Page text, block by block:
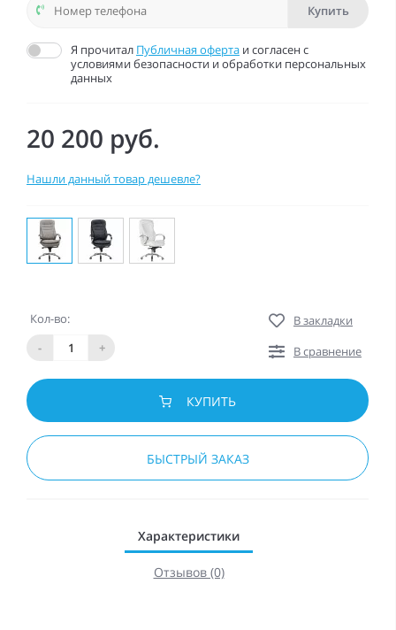
Купить
Я прочитал Публичная оферта и согласен с
условиями безопасности и обработки персональных
данных
20 200 руб.
Нашли данный товар дешевле?
Кол-во:
-
+
В закладки
В сравнение
КУПИТЬ
БЫСТРЫЙ ЗАКАЗ
Характеристики
Отзывов (0)